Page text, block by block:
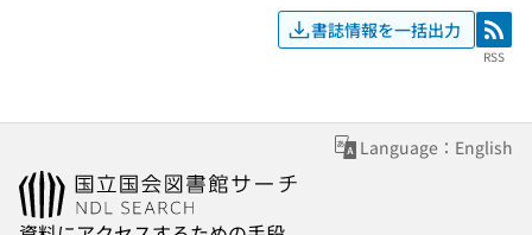
書誌情報を一括出力 RSS
RSS
Language：English